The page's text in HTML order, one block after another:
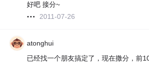
好吧 接分~
2011-07-26
atonghui
已经找一个朋友搞定了，现在撒分，前